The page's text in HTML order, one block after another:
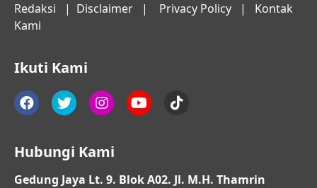
Redaksi | Disclaimer | Privacy Policy | Kontak
Kami
Ikuti Kami
Hubungi Kami
Gedung Jaya Lt. 9. Blok A02. Jl. M.H. Thamrin